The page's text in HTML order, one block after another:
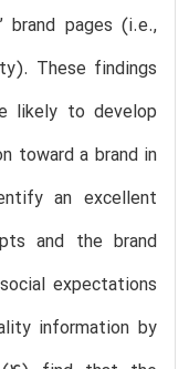
brand pages (i.e.,
These findings
likely to develop
toward a brand in
an excellent
and the brand
expectations
information by